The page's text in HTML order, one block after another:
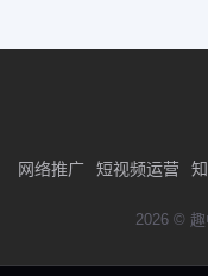
网络推广 短视频运营
2026 © 趣